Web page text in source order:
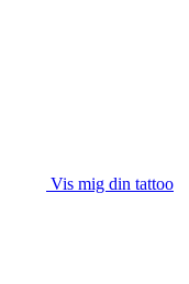
Vis mig din tattoo